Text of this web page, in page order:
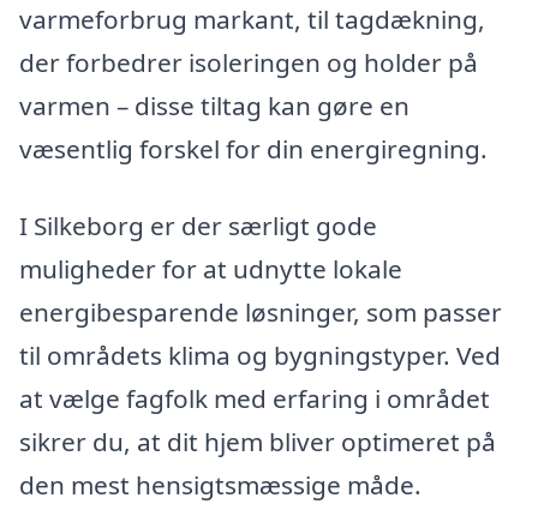
varmeforbrug markant, til tagdækning,
der forbedrer isoleringen og holder på
varmen – disse tiltag kan gøre en
væsentlig forskel for din energiregning.
I Silkeborg er der særligt gode
muligheder for at udnytte lokale
energibesparende løsninger, som passer
til områdets klima og bygningstyper. Ved
at vælge fagfolk med erfaring i området
sikrer du, at dit hjem bliver optimeret på
den mest hensigtsmæssige måde.